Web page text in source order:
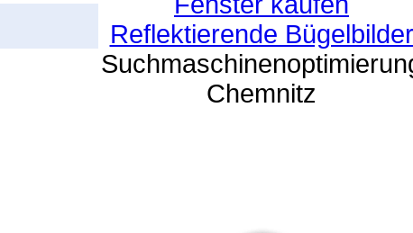
Reflektierende Bügelbilder
Chemnitz